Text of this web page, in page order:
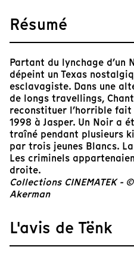
Résumé
Partant du lynchage d’un
dépeint un Texas
esclavagiste. Dans une
de longs travellings,
reconstituer l’horrible
1998 à Jasper. Un Noir a
traîné pendant plusieurs
par trois jeunes Blancs.
Les criminels
droite.
Collections CINEMATEK -
Akerman
L'avis de Tënk